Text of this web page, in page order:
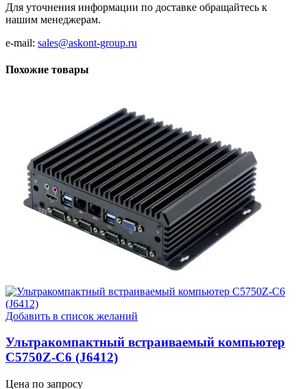
Для уточнения информации по доставке обращайтесь к
нашим менеджерам.
e-mail: sales@askont-group.ru
Похожие товары
Добавить в список желаний
Ультракомпактный встраиваемый компьютер
C5750Z-C6 (J6412)
Цена по запросу